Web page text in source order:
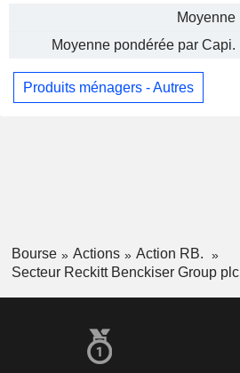
Moyenne
Moyenne pondérée par Capi.
Produits ménagers - Autres
Bourse Actions
Action RB.
Secteur Reckitt Benckiser Group plc